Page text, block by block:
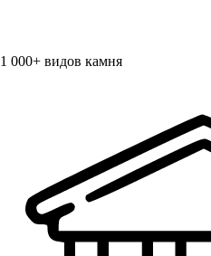
1 000+ видов камня